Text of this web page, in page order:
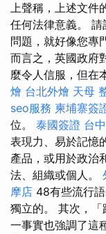
上聲稱，上述文件
任何法律意義。
問題，就好像您專
而言之，英國政府
麼令人信服，但在
燴 台北外燴 天母
seo服務 柬埔寨簽
位。 泰國簽證 台
表現力、易於記憶
產品，或用於政治
法、組織或個人。
摩店 48有些流行
獨立的。 其次，
一事實也強調了這